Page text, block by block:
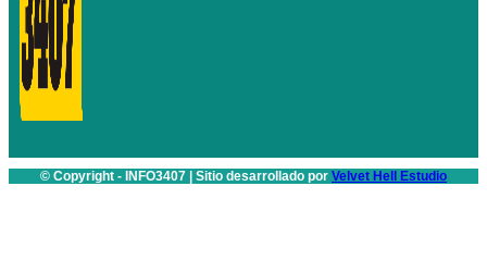
© Copyright - INFO3407 | Sitio desarrollado por Velvet Hell Estudio